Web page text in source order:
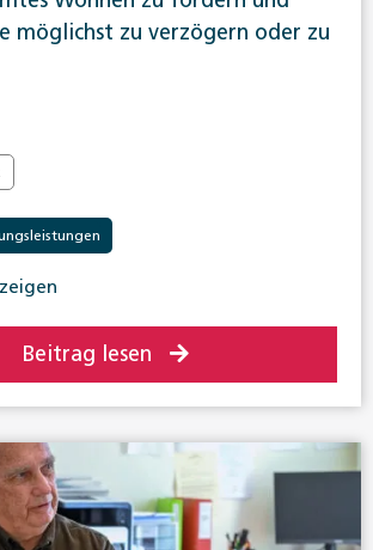
möglichst zu verzögern oder zu
Beitrag lesen